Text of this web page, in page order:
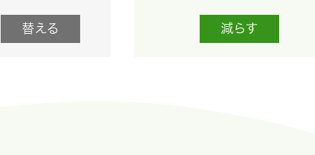
替える 減らす